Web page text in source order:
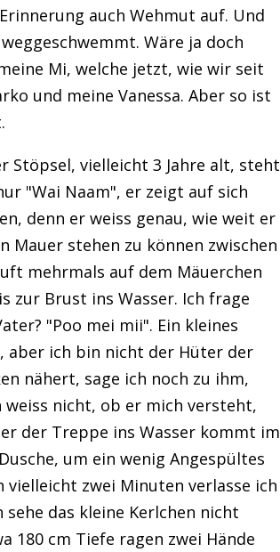
auch Wehmut auf. Und
Wäre ja doch
Mi, welche jetzt, wie wir seit
und meine Vanessa. Aber so ist
Stöpsel, vielleicht 3 Jahre alt, steht
"Wai Naam", er zeigt auf sich
denn er weiss genau, wie weit er
Mauer stehen zu können zwischen
mehrmals auf dem Mäuerchen
zur Brust ins Wasser. Ich frage
"Poo mei mii". Ein kleines
aber ich bin nicht der Hüter der
nähert, sage ich noch zu ihm,
weiss nicht, ob er mich versteht,
der Treppe ins Wasser kommt im
um ein wenig Angespültes
vielleicht zwei Minuten verlasse ich
das kleine Kerlchen nicht
cm Tiefe ragen zwei Hände